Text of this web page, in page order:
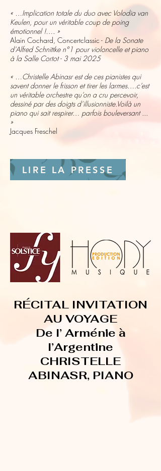
« …Implication totale du duo avec Volodia van
Keulen, pour un véritable coup de poing
émotionnel !…. »
Alain Cochard, Concertclassic - De la Sonate
d’Alfred Schnittke n°1 pour violoncelle et piano
à la Salle Cortot - 3 mai 2025
« …Christelle Abinasr est de ces pianistes qui
savent donner le frisson et tirer les larmes….c’est
un véritable orchestre qu’on a cru percevoir,
dessiné par des doigts d’illusionniste.Voilà un
piano qui sait respirer… parfois bouleversant ...
»
Jacques Freschel
LIRE LA PRESSE
RÉCITAL INVITATION
AU VOYAGE
De l’ Arménie à
l’Argentine
CHRISTELLE
ABINASR, PIANO